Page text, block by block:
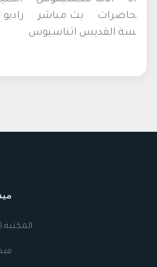
حاضرات
بث مباشر
سة القديس اثناسيوس
المكتبة